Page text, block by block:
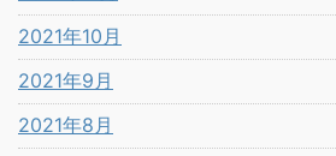
2021年10月
2021年9月
2021年8月